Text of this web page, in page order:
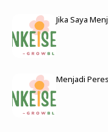
Jika Saya
Menjadi